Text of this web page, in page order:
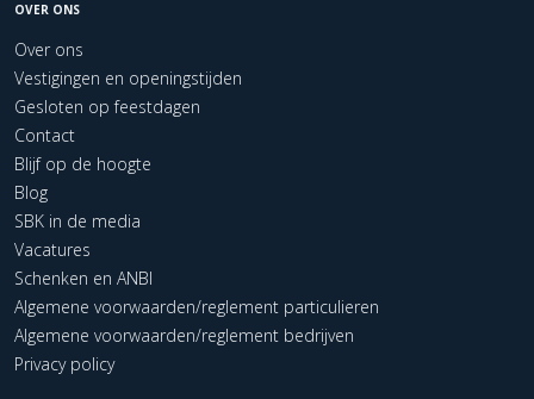
OVER ONS
Over ons
Vestigingen en openingstijden
Gesloten op feestdagen
Contact
Blijf op de hoogte
Blog
SBK in de media
Vacatures
Schenken en ANBI
Algemene voorwaarden/reglement particulieren
Algemene voorwaarden/reglement bedrijven
Privacy policy